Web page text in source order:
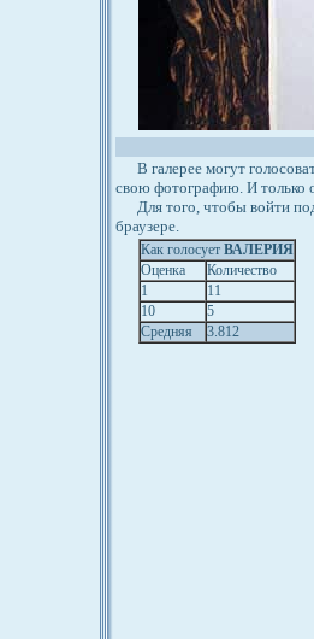
В галерее могут
свою фотографию. И только
Для того, чтобы войти
браузере.
Как голосует ВАЛЕРИЯ
Оценка
Количество
1
11
10
5
Средняя
3.812